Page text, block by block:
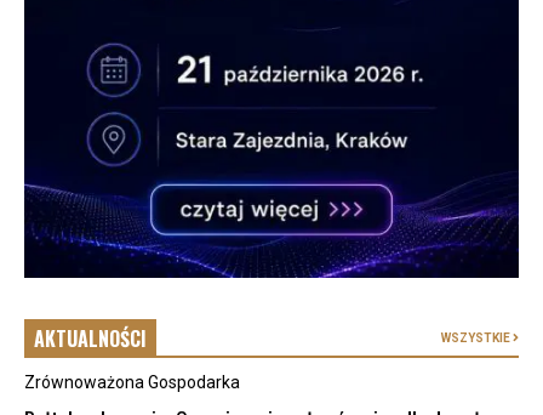
AKTUALNOŚCI WSZYSTKIE
Zrównoważona Gospodarka